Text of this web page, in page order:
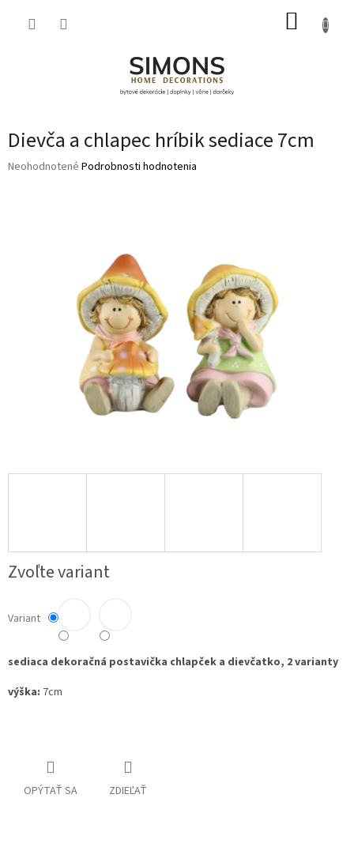
Dievča a chlapec hríbik sediace 7cm
Priemerné
Neohodnotené Podrobnosti hodnotenia
Zvoľte variant
Variant
sediaca dekoračná postavička chlapček a dievčatko, 2 varianty
výška: 7cm
OPÝTAŤ SA ZDIEĽAŤ